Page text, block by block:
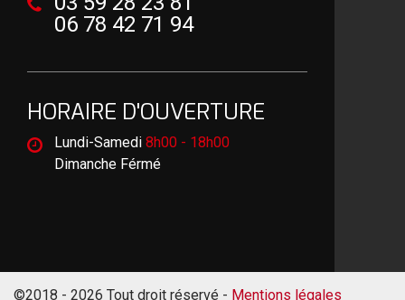
06 78 42 71 94
HORAIRE D'OUVERTURE
Lundi-Samedi 8h00 - 18h00
Dimanche Férmé
©2018 - 2026 Tout droit réservé - Mentions légales